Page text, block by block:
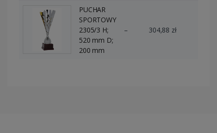
PUCHAR
SPORTOWY
2305/3 H;
520 mm D;
200 mm
– 304,88 zł